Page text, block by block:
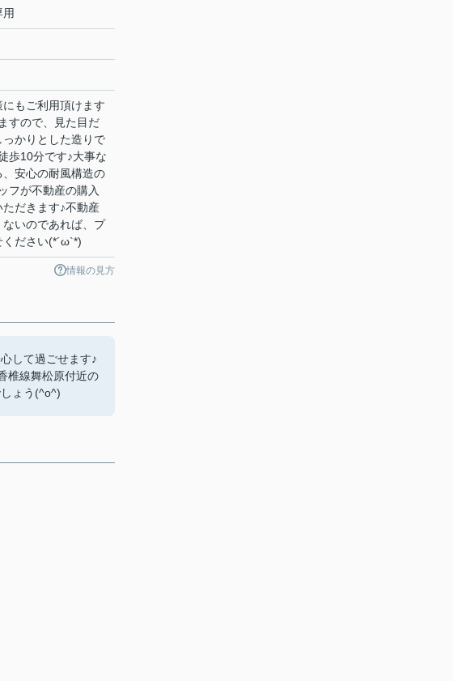
もご利用頂けます
すので、見た目だ
かりとした造りで
歩10分です♪大事な
安心の耐風構造の
フが不動産の購入
だきます♪不動産
いのであれば、プ
ください(*´ω`*)
情報の見方
して過ごせます♪
椎線舞松原付近の
ょう(^o^)